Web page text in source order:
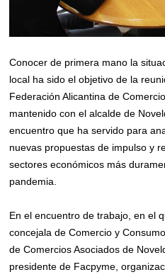
Conocer de primera mano la
local ha sido el objetivo de la
Federación Alicantina de
mantenido con el alcalde de
encuentro que ha servido para
nuevas propuestas de impulso y
sectores económicos más
pandemia.
En el encuentro de trabajo, en el
concejala de Comercio y
de Comercios Asociados de
presidente de Facpyme,